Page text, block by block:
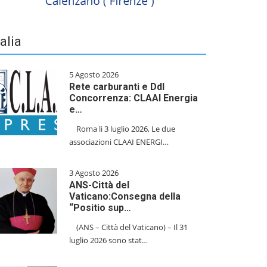
5 Agosto 2026
Rete carburanti e Ddl
Concorrenza: CLAAI Energia
e…
​Roma li 3 luglio 2026, Le due
associazioni CLAAI ENERGI…
3 Agosto 2026
ANS-Città del
Vaticano:Consegna della
“Positio sup…
(ANS – Città del Vaticano) – Il 31
luglio 2026 sono stat…